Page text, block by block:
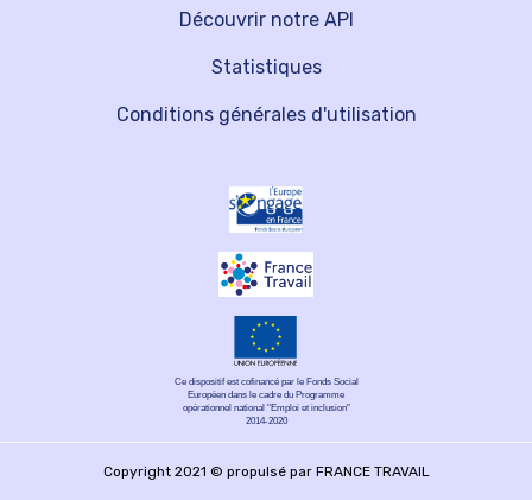
Découvrir notre API
Statistiques
Conditions générales d'utilisation
Ce dispositif est cofinancé par le Fonds Social
Européen dans le cadre du Programme
opérationnel national "Emploi et inclusion"
2014-2020
Copyright 2021 © propulsé par FRANCE TRAVAIL